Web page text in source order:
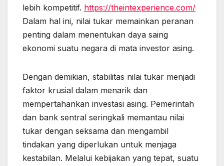
lebih kompetitif. https://theintexperience.com/
Dalam hal ini, nilai tukar memainkan peranan
penting dalam menentukan daya saing
ekonomi suatu negara di mata investor asing.
Dengan demikian, stabilitas nilai tukar menjadi
faktor krusial dalam menarik dan
mempertahankan investasi asing. Pemerintah
dan bank sentral seringkali memantau nilai
tukar dengan seksama dan mengambil
tindakan yang diperlukan untuk menjaga
kestabilan. Melalui kebijakan yang tepat, suatu